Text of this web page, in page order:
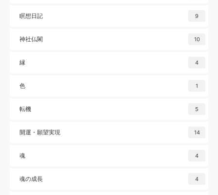
瞑想日記 9
神社仏閣 10
縁 4
色 1
転機 5
開運・願望実現 14
魂 4
魂の成長 4